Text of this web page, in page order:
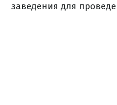
заведения для